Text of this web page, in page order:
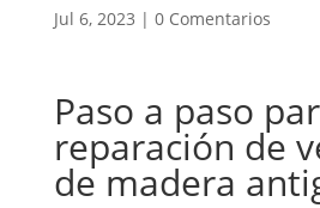
Jul 6, 2023 | 0 Comentarios
Paso a paso
reparación de
de madera